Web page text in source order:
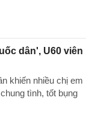
dân', U60 viên
khiến nhiều chị em
tình, tốt bụng